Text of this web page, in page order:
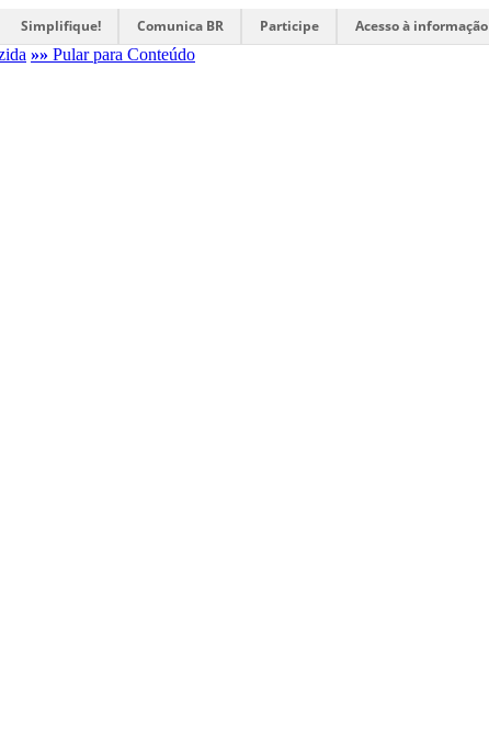
Simplifique! Comunica BR Participe Acesso à informação
»» Pular para Conteúdo